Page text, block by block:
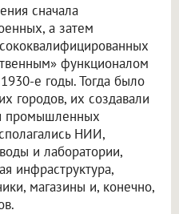
сначала
а затем
функционалом
е годы. Тогда было
городов, их создавали
промышленных
НИИ,
и лаборатории,
инфраструктура,
магазины и, конечно,